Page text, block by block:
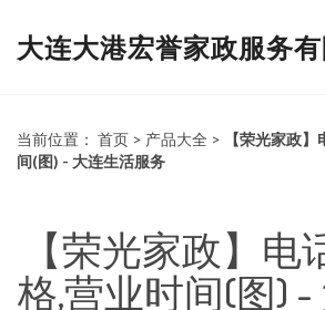
大连大港宏誉家政服务
当前位置： 首页 > 产品大全 >
【荣光家政
间(图) - 大连生活服务
【荣光家政】电
格,营业时间(图)